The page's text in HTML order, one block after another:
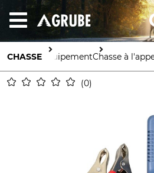
CHASSE ÉquipementChasse à
0